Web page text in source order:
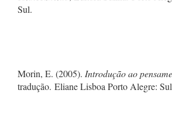
Sul.
Morin, E. (2005). Introdução ao
tradução. Eliane Lisboa Porto Alegre: